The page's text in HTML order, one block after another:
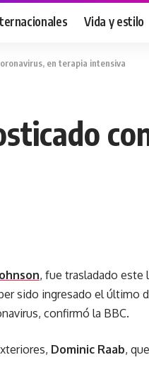
Vida y estilo
en terapia intensiva
, fue trasladado este
sido ingresado el último
confirmó la BBC.
Dominic Raab,